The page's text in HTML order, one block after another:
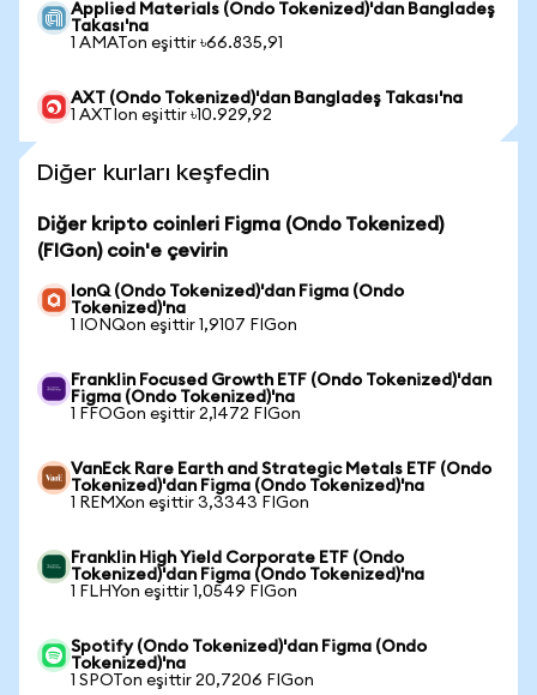
Applied Materials (Ondo Tokenized)'dan Bangladeş
Takası'na
1 AMATon eşittir ৳66.835,91
AXT (Ondo Tokenized)'dan Bangladeş Takası'na
1 AXTIon eşittir ৳10.929,92
Diğer kurları keşfedin
Diğer kripto coinleri Figma (Ondo Tokenized)
(FIGon) coin'e çevirin
IonQ (Ondo Tokenized)'dan Figma (Ondo
Tokenized)'na
1 IONQon eşittir 1,9107 FIGon
Franklin Focused Growth ETF (Ondo Tokenized)'dan
Figma (Ondo Tokenized)'na
1 FFOGon eşittir 2,1472 FIGon
VanEck Rare Earth and Strategic Metals ETF (Ondo
Tokenized)'dan Figma (Ondo Tokenized)'na
1 REMXon eşittir 3,3343 FIGon
Franklin High Yield Corporate ETF (Ondo
Tokenized)'dan Figma (Ondo Tokenized)'na
1 FLHYon eşittir 1,0549 FIGon
Spotify (Ondo Tokenized)'dan Figma (Ondo
Tokenized)'na
1 SPOTon eşittir 20,7206 FIGon